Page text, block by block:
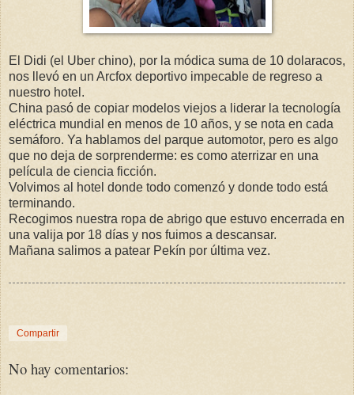
El Didi (el Uber chino), por la módica suma de 10 dolaracos,
nos llevó en un Arcfox deportivo impecable de regreso a
nuestro hotel.
China pasó de copiar modelos viejos a liderar la tecnología
eléctrica mundial en menos de 10 años, y se nota en cada
semáforo. Ya hablamos del parque automotor, pero es algo
que no deja de sorprenderme: es como aterrizar en una
película de ciencia ficción.
Volvimos al hotel donde todo comenzó y donde todo está
terminando.
Recogimos nuestra ropa de abrigo que estuvo encerrada en
una valija por 18 días y nos fuimos a descansar.
Mañana salimos a patear Pekín por última vez.
Compartir
No hay comentarios: